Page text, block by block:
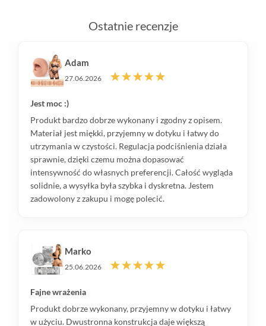
Ostatnie recenzje
Adam
27.06.2026
Jest moc :)
Produkt bardzo dobrze wykonany i zgodny z opisem.
Materiał jest miękki, przyjemny w dotyku i łatwy do
utrzymania w czystości. Regulacja podciśnienia działa
sprawnie, dzięki czemu można dopasować
intensywność do własnych preferencji. Całość wygląda
solidnie, a wysyłka była szybka i dyskretna. Jestem
zadowolony z zakupu i mogę polecić.
Marko
25.06.2026
Fajne wrażenia
Produkt dobrze wykonany, przyjemny w dotyku i łatwy
w użyciu. Dwustronna konstrukcja daje większą